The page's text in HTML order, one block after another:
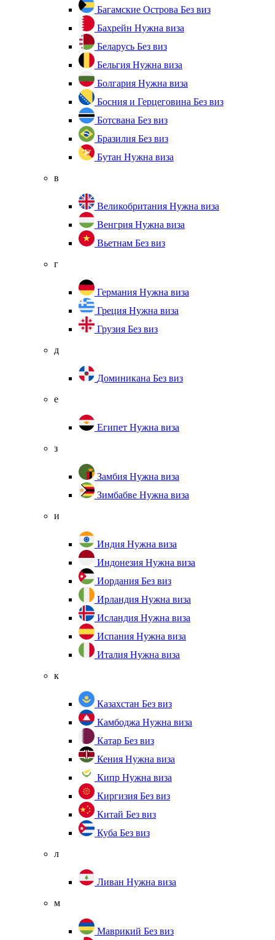
Багамские Острова Без виз
Бахрейн Нужна виза
Беларусь Без виз
Бельгия Нужна виза
Болгария Нужна виза
Босния и Герцеговина Без виз
Ботсвана Без виз
Бразилия Без виз
Бутан Нужна виза
в
Великобритания Нужна виза
Венгрия Нужна виза
Вьетнам Без виз
г
Германия Нужна виза
Греция Нужна виза
Грузия Без виз
д
Доминикана Без виз
е
Египет Нужна виза
з
Замбия Нужна виза
Зимбабве Нужна виза
и
Индия Нужна виза
Индонезия Нужна виза
Иордания Без виз
Ирландия Нужна виза
Исландия Нужна виза
Испания Нужна виза
Италия Нужна виза
к
Казахстан Без виз
Камбоджа Нужна виза
Катар Без виз
Кения Нужна виза
Кипр Нужна виза
Киргизия Без виз
Китай Без виз
Куба Без виз
л
Ливан Нужна виза
м
Маврикий Без виз